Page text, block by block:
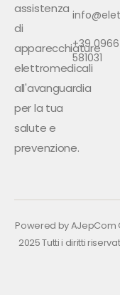
assistenza
di
apparecchiature
elettromedicali
all'avanguardia
per la tua
salute e
prevenzione.
+39 0966
581031
Powered byAJepCom
2025 Tutti i diritti